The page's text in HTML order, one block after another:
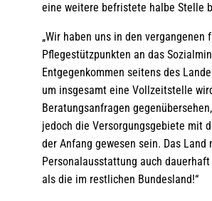
eine weitere befristete halbe Stelle
„Wir haben uns in den
Pflegestützpunkten an das
Entgegenkommen seitens des
um insgesamt eine Vollzeitstelle
Beratungsanfragen
jedoch die Versorgungsgebiete mit
der Anfang gewesen sein. Das
Personalausstattung auch
als die im restlichen Bundesland!“